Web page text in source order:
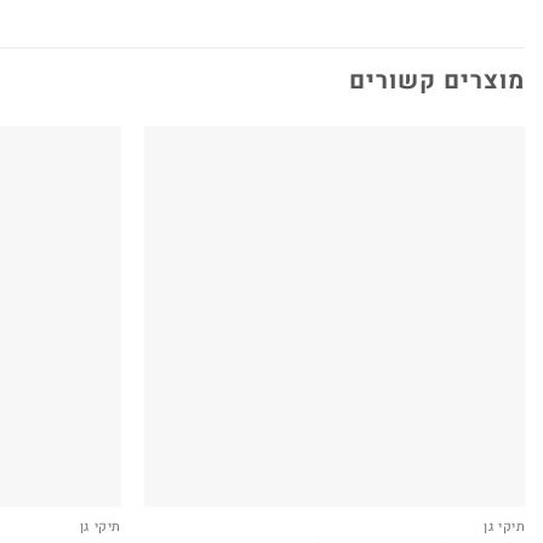
מוצרים קשורים
תיקי גן תיקי גן